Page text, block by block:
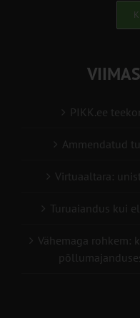
PIKK.ee
Ammendatud
Virtuaaltara:
Turuaiandus kui
Vähemaga rohkem: